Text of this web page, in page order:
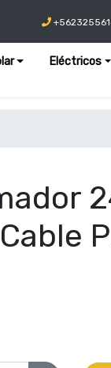
Eléctricos